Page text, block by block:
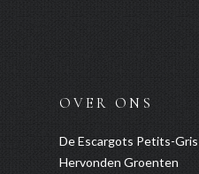
OVER ONS
De Escargots Petits-
Hervonden Groenten